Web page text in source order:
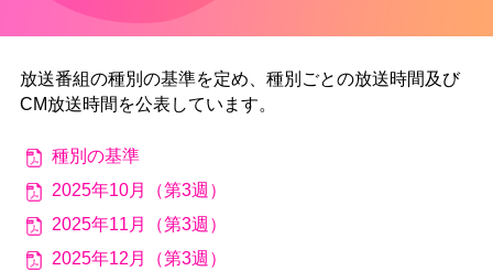
放送番組の種別の基準を定め、種別ごとの放送時間及び
CM放送時間を公表しています。
種別の基準
2025年10月（第3週）
2025年11月（第3週）
2025年12月（第3週）